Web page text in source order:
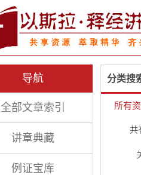
导航
全部文章索引
讲章典藏
例证宝库
分类搜
所有
共